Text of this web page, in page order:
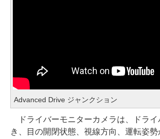
Advanced Drive ジャンクション
ドライバーモニターカメラは、ドライ
き、目の開閉状態、視線方向、運転姿